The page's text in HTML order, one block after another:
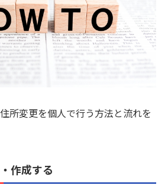
所変更を個人で行う方法と流れを
作成する